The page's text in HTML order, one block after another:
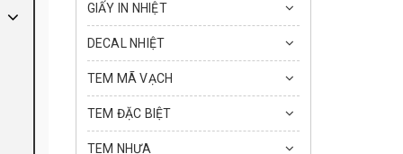
GIẤY IN NHIỆT
DECAL NHIỆT
TEM MÃ VẠCH
TEM ĐẶC BIỆT
TEM NHỰA